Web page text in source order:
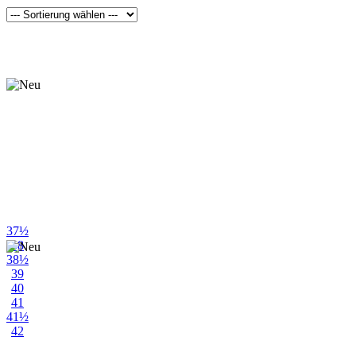
schwarz
37½
38
38½
39
40
41
41½
42